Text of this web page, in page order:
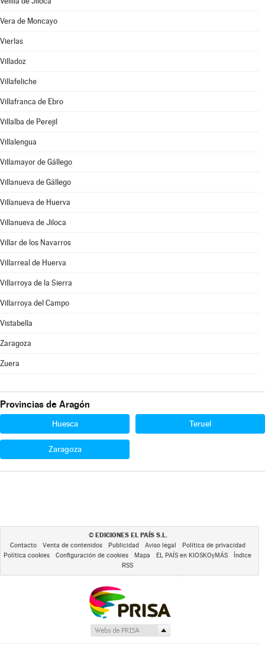
Vera de Moncayo
Vierlas
Villadoz
Villafeliche
Villafranca de Ebro
Villalba de Perejil
Villalengua
Villamayor de Gállego
Villanueva de Gállego
Villanueva de Huerva
Villanueva de Jiloca
Villar de los Navarros
Villarreal de Huerva
Villarroya de la Sierra
Villarroya del Campo
Vistabella
Zaragoza
Zuera
Provincias de Aragón
Huesca Teruel
Zaragoza
© EDICIONES EL PAÍS S.L.
Contacto Venta de contenidos Publicidad Aviso legal
Política de privacidad
Política cookies
Configuración de cookies Mapa EL PAÍS en KIOSKOyMÁS
Índice
RSS